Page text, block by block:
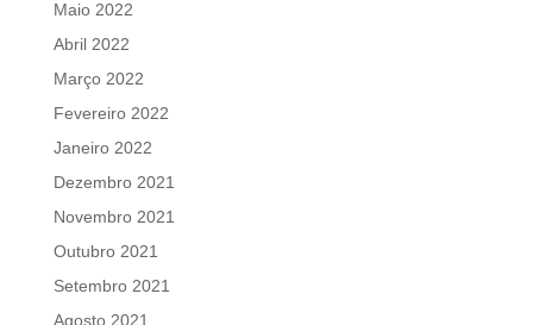
Maio 2022
Abril 2022
Março 2022
Fevereiro 2022
Janeiro 2022
Dezembro 2021
Novembro 2021
Outubro 2021
Setembro 2021
Agosto 2021